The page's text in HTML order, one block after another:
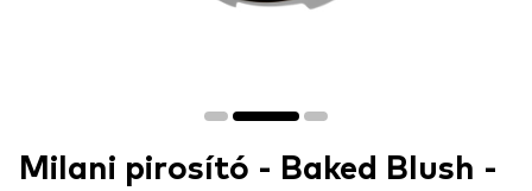
Milani pirosító - Baked Blush -